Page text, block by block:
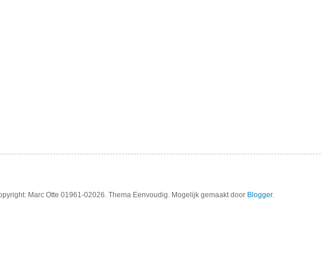
Marc Otte 01961-02026. Thema Eenvoudig. Mogelijk gemaakt door Blogger.